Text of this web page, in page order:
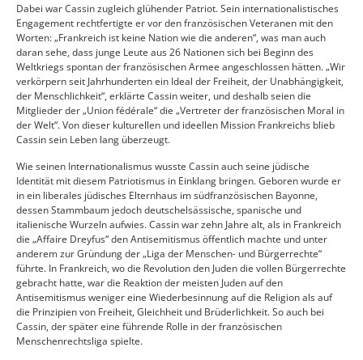
Dabei war Cassin zugleich glühender Patriot. Sein internationalistisches
Engagement rechtfertigte er vor den französischen Veteranen mit den
Worten: „Frankreich ist keine Nation wie die anderen“, was man auch
daran sehe, dass junge Leute aus 26 Nationen sich bei Beginn des
Weltkriegs spontan der französischen Armee angeschlossen hätten. „Wir
verkörpern seit Jahrhunderten ein Ideal der Freiheit, der Unabhängigkeit,
der Menschlichkeit“, erklärte Cassin weiter, und deshalb seien die
Mitglieder der „Union fédérale“ die „Vertreter der französischen Moral in
der Welt“. Von dieser kulturellen und ideellen Mission Frankreichs blieb
Cassin sein Leben lang überzeugt.
Wie seinen Internationalismus wusste Cassin auch seine jüdische
Identität mit diesem Patriotismus in Einklang bringen. Geboren wurde er
in ein liberales jüdisches Elternhaus im südfranzösischen Bayonne,
dessen Stammbaum jedoch deutsch­elsässische, spanische und
italienische Wurzeln aufwies. Cassin war zehn Jahre alt, als in Frankreich
die „Affaire Dreyfus“ den Antisemitismus öffentlich machte und unter
anderem zur Gründung der „Liga der Menschen- und Bürgerrechte“
führte. In Frankreich, wo die Revolution den Juden die vollen Bürgerrechte
gebracht hatte, war die Reaktion der meisten Juden auf den
Antisemitismus weniger eine Wiederbesinnung auf die Religion als auf
die Prinzipien von Freiheit, Gleichheit und Brüderlichkeit. So auch bei
Cassin, der später eine führende Rolle in der französischen
Menschenrechtsliga spielte.